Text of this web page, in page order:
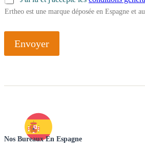
Ertheo est une marque déposée en Espagne et
Envoyer
Nos Bureaux En Espagne